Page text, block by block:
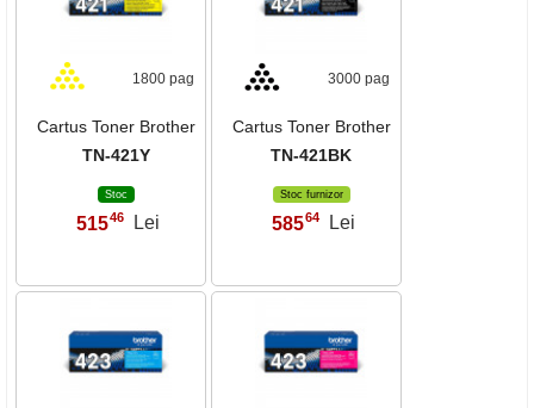
1800 pag
Cartus Toner Brother
TN-421Y
Stoc
51546 Lei
3000 pag
Cartus Toner Brother
TN-421BK
Stoc furnizor
58564 Lei